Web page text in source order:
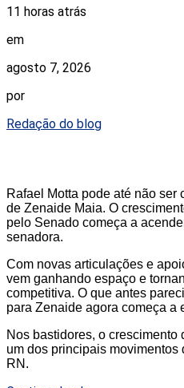
11 horas atrás
em
agosto 7, 2026
por
Redação do blog
Rafael Motta pode até não ser
de Zenaide Maia. O
pelo Senado começa a
senadora.
Com novas articulações e
vem ganhando espaço e
competitiva. O que antes
para Zenaide agora começa a
Nos bastidores, o crescimento
um dos principais
RN.